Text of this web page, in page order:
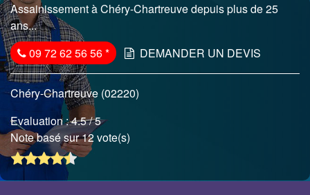
Assainissement à Chéry-Chartreuve depuis plus de 25
ans...
09 72 62 56 56* DEMANDER UN DEVIS
Chéry-Chartreuve (02220)
Evaluation :4.5/ 5
Note basé sur 12 vote(s)